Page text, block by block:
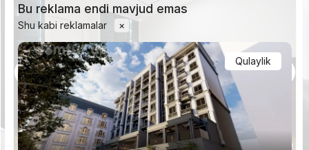
Bu reklama endi mavjud emas
Shu kabi reklamalar ×
Qulaylik